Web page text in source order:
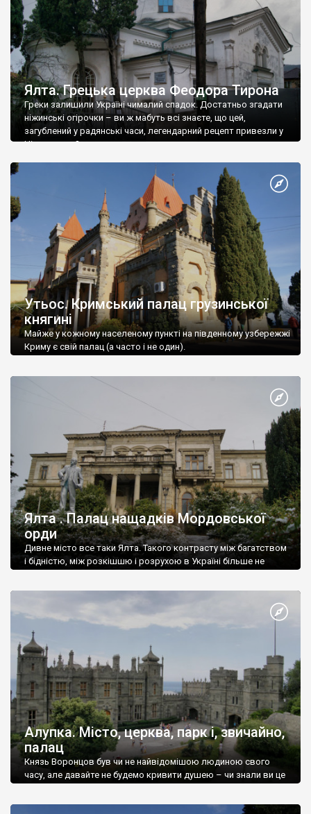
Ялта. Грецька церква Феодора Тирона
Греки залишили Україні чималий спадок. Достатньо згадати
ніжинські огірочки – ви ж мабуть всі знаєте, що цей,
загублений у радянські часи, легендарний рецепт привезли у
Ніжин греки?
Утьос. Кримський палац грузинської
княгині
Майже у кожному населеному пункті на південному узбережжі
Криму є свій палац (а часто і не один).
Ялта . Палац нащадків Мордовської
орди
Дивне місто все таки Ялта. Такого контрасту між багатством
і бідністю, між розкішшю і розрухою в Україні більше не
Алупка. Місто, церква, парк і, звичайно,
палац
Князь Воронцов був чи не найвідомішою людиною свого
часу, але давайте не будемо кривити душею – чи знали ви це